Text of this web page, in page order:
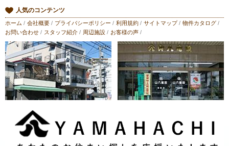
人気のコンテンツ
ホーム / 会社概要 / プライバシーポリシー / 利用規約 / サイトマップ/ 物件カタログ /
お問い合わせ / スタッフ紹介 / 周辺施設 / お客様の声 /